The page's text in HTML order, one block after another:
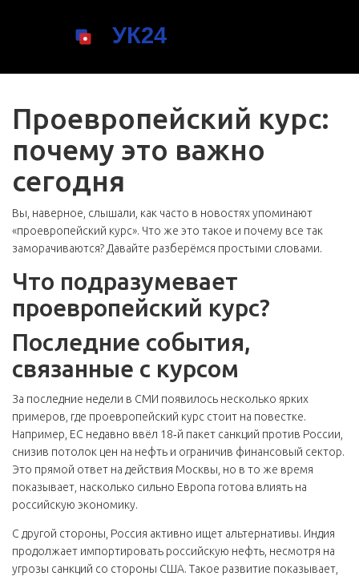
Проевропейский курс:
почему это важно
сегодня
Вы, наверное, слышали, как часто в новостях упоминают
«проевропейский курс». Что же это такое и почему все так
заморачиваются? Давайте разберёмся простыми словами.
Что подразумевает
проевропейский курс?
Последние события,
связанные с курсом
За последние недели в СМИ появилось несколько ярких
примеров, где проевропейский курс стоит на повестке.
Например, ЕС недавно ввёл 18‑й пакет санкций против России,
снизив потолок цен на нефть и ограничив финансовый сектор.
Это прямой ответ на действия Москвы, но в то же время
показывает, насколько сильно Европа готова влиять на
российскую экономику.
С другой стороны, Россия активно ищет альтернативы. Индия
продолжает импортировать российскую нефть, несмотря на
угрозы санкций со стороны США. Такое развитие показывает,